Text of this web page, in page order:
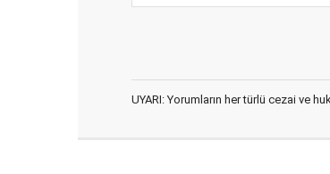
UYARI: Yorumların her türlü cezai ve